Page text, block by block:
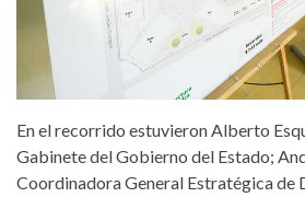
En el recorrido estuvieron Alberto
Gabinete del Gobierno del Estado;
Coordinadora General Estratégica de